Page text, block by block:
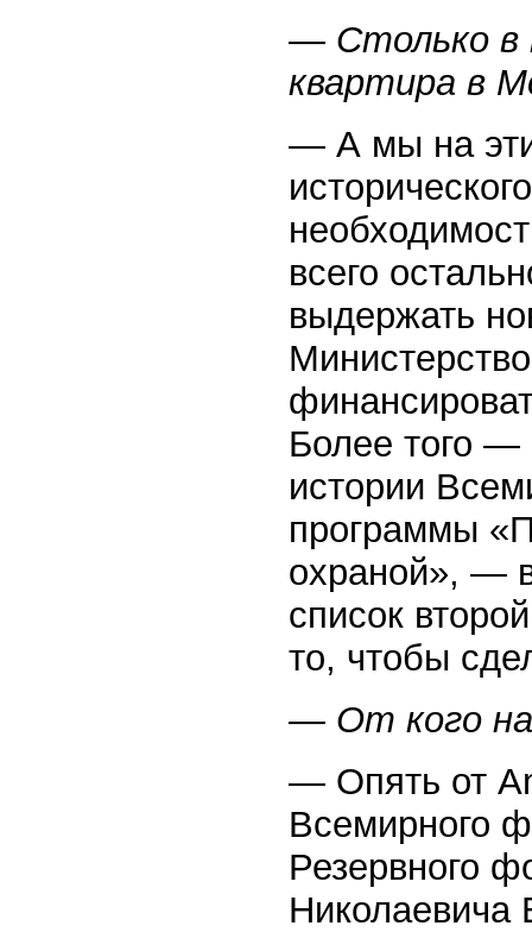
— Столько в
квартира в
— А мы на
всего
выдержать
Более того —
истории
программы
охраной», —
список
то, чтобы
— От кого
— Опять от
Всемирного
Резервного
Николаевича